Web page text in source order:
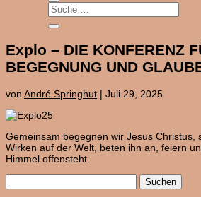
Explo – DIE KONFERENZ
BEGEGNUNG UND
von André Springhut | Juli 29, 2025
Gemeinsam begegnen wir Jesus Christus,
Wirken auf der Welt, beten ihn an, feiern
Himmel offensteht.
nach: